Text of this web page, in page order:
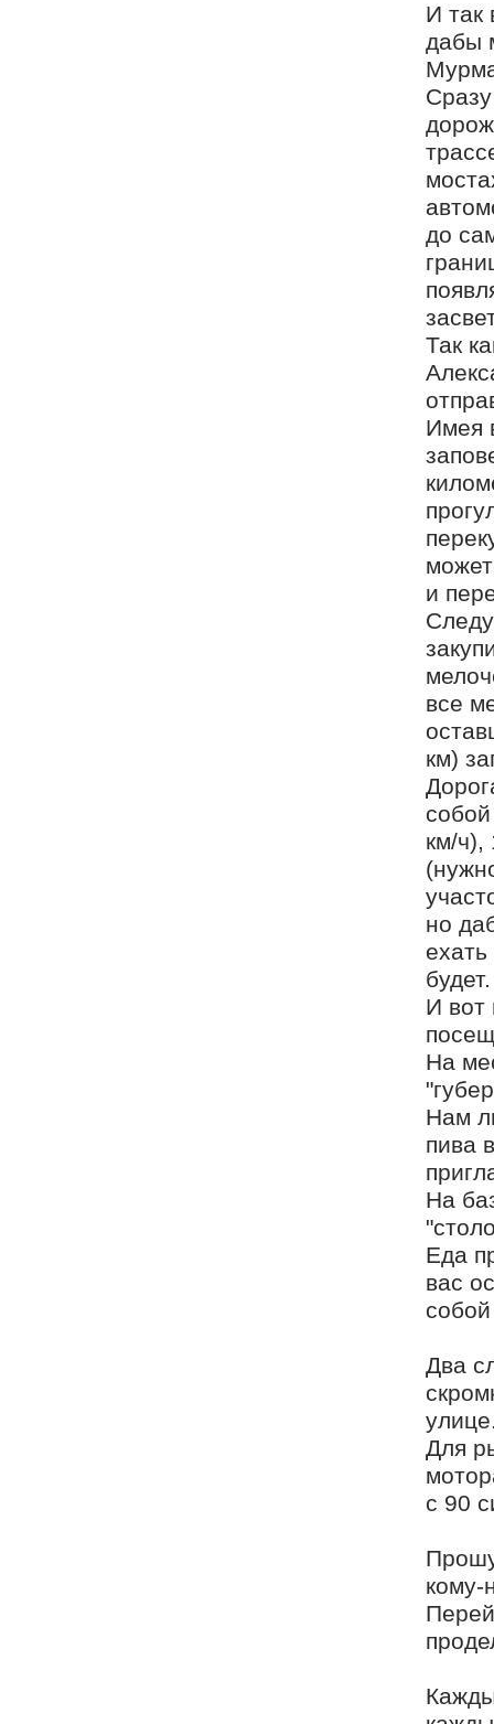
И так
дабы
до
Так
Имея
и
все
км)
км/ч),
но
будет.
И вот
На
Нам
пива
На
Еда
вас
Два
Для
с 90
кому-